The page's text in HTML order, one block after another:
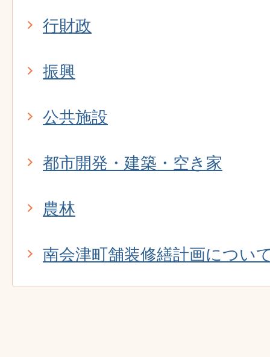
行財政
振興
公共施設
都市開発・建築・空き家
農林
南会津町舗装修繕計画につい